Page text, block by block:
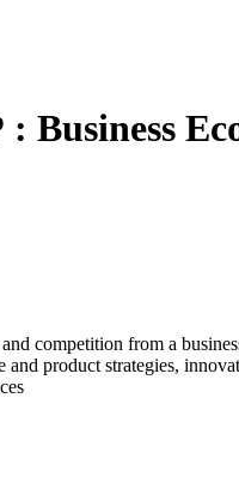
: Business
competition from a
product strategies,